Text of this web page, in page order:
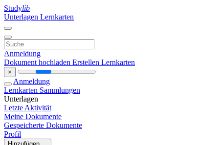
Studylib
Unterlagen Lernkarten
Anmeldung
Dokument hochladen Erstellen Lernkarten
×
Anmeldung
Lernkarten Sammlungen
Unterlagen
Letzte Aktivität
Meine Dokumente
Gespeicherte Dokumente
Profil